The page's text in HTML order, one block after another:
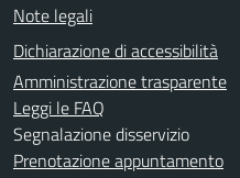
Note legali
Dichiarazione di accessibilità
Amministrazione trasparente
Leggi le FAQ
Segnalazione disservizio
Prenotazione appuntamento